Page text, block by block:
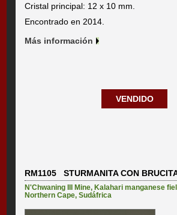
Cristal principal: 12 x 10 mm.
Encontrado en 2014.
Más información
VENDIDO
RM1105 STURMANITA CON
N'Chwaning III Mine,Kalahari manganese
Northern Cape,Sudáfrica